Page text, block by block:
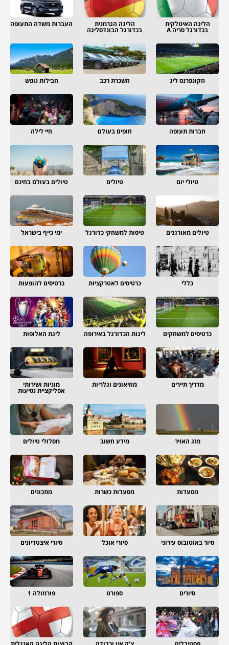
הליגה האיטלקית
בכדורגל סריה A
הליגה הגרמנית
בכדורגל הבונדסליגה
העברות משדה התעופה
הקונפרנס ליג השכרת רכב חבילות נופש
חברות תעופה חופים בעולם חיי לילה
טיולי יום טיולים טיולים בעולם בחינם
טיולים מאורגנים טיסות למשחקי כדורגל ימי כייף בישראל
כללי כרטיסים לאטרקציות כרטיסים להופעות
כרטיסים למשחקים ליגות הכדורגל באירופה ליגת האלופות
מדריך תיירים מוזיאונים וגלריות מוניות ושירותי
אפליקציית נסיעות
מזג האויר מידע חשוב מסלולי טיולים
מסעדות מסעדות כשרות מתכונים
סיור באוטובוס עירוני סיורי אוכל סיורי איצטדיונים
סיורים ספורט פורמולה 1